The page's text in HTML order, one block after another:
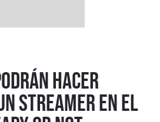
hacer
streamer en el